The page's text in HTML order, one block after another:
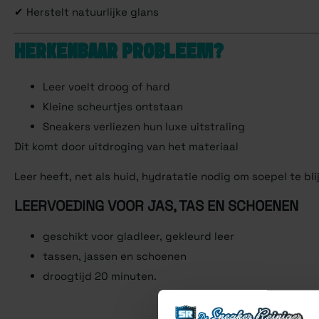
✔ Herstelt natuurlijke glans
HERKENBAAR PROBLEEM?
Leer voelt droog of hard
Kleine scheurtjes ontstaan
Sneakers verliezen hun luxe uitstraling
Dit komt door uitdroging van het materiaal
Leer heeft, net als huid, hydratatie nodig om soepel te
LEERVOEDING VOOR JAS, TAS EN SCHOENEN
geschikt voor gladleer, gekleurd leer
tassen, jassen en schoenen
droogtijd 20 minuten.